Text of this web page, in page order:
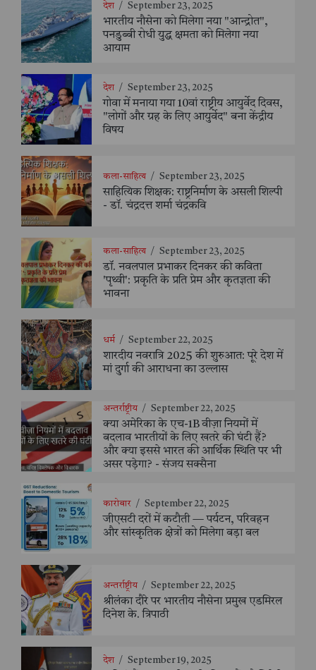
देश / September 23, 2025
भारतीय नौसेना को मिलेगा नया "आन्द्रोत",
पनडुब्बी रोधी युद्ध क्षमता को मिलेगा नया
आयाम
देश / September 23, 2025
गोवा में मनाया गया 10वां राष्ट्रीय आयुर्वेद दिवस,
"लोगों और ग्रह के लिए आयुर्वेद" बना केंद्रीय
विषय
कला-साहित्य / September 23, 2025
साहित्यिक शिक्षक: राष्ट्रनिर्माण के असली शिल्पी
- डॉ. चंद्रदत्त शर्मा चंद्रकवि
कला-साहित्य / September 23, 2025
डॉ. नवलपाल प्रभाकर दिनकर की कविता
'पृथ्वी': प्रकृति के प्रति प्रेम और कृतज्ञता की
भावना
धर्म / September 22, 2025
शारदीय नवरात्रि 2025 की शुरुआत: पूरे देश में
मां दुर्गा की आराधना का उल्लास
अन्तर्राष्ट्रीय / September 22, 2025
क्या अमेरिका के एच-1B वीज़ा नियमों में
बदलाव भारतीयों के लिए खतरे की घंटी हैं?
और क्या इससे भारत की आर्थिक स्थिति पर भी
असर पड़ेगा? - संजय सक्सैना
कारोबार / September 22, 2025
जीएसटी दरों में कटौती — पर्यटन, परिवहन
और सांस्कृतिक क्षेत्रों को मिलेगा बड़ा बल
अन्तर्राष्ट्रीय / September 22, 2025
श्रीलंका दौरे पर भारतीय नौसेना प्रमुख एडमिरल
दिनेश के. त्रिपाठी
देश / September 19, 2025